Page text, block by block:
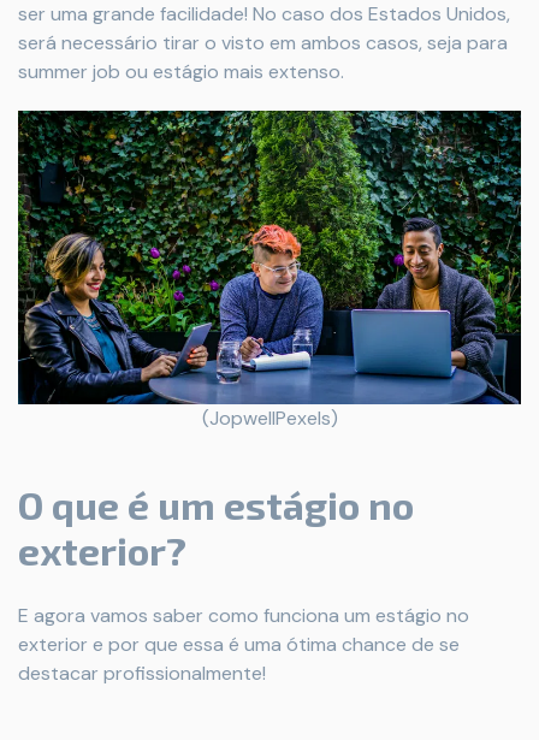
ser uma grande facilidade! No caso dos Estados Unidos,
será necessário tirar o visto em ambos casos, seja para
summer job ou estágio mais extenso.
(JopwellPexels)
O que é um estágio no
exterior?
E agora vamos saber como funciona um estágio no
exterior e por que essa é uma ótima chance de se
destacar profissionalmente!